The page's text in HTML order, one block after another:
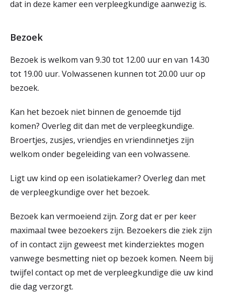
dat in deze kamer een verpleegkundige aanwezig is.
Bezoek
Bezoek is welkom van 9.30 tot 12.00 uur en van 14.30
tot 19.00 uur. Volwassenen kunnen tot 20.00 uur op
bezoek.
Kan het bezoek niet binnen de genoemde tijd
komen? Overleg dit dan met de verpleegkundige.
Broertjes, zusjes, vriendjes en vriendinnetjes zijn
welkom onder begeleiding van een volwassene.
Ligt uw kind op een isolatiekamer? Overleg dan met
de verpleegkundige over het bezoek.
Bezoek kan vermoeiend zijn. Zorg dat er per keer
maximaal twee bezoekers zijn. Bezoekers die ziek zijn
of in contact zijn geweest met kinderziektes mogen
vanwege besmetting niet op bezoek komen. Neem bij
twijfel contact op met de verpleegkundige die uw kind
die dag verzorgt.